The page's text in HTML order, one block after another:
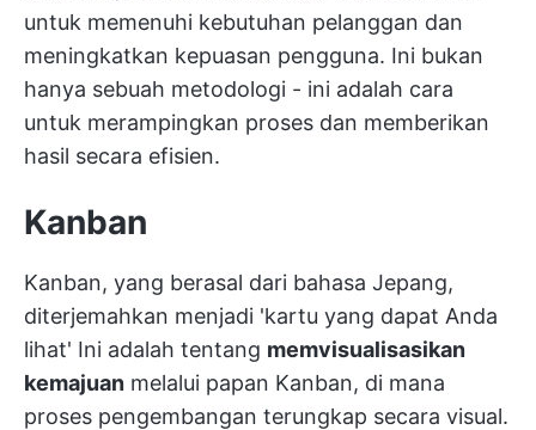
untuk memenuhi kebutuhan pelanggan dan
meningkatkan kepuasan pengguna. Ini bukan
hanya sebuah metodologi - ini adalah cara
untuk merampingkan proses dan memberikan
hasil secara efisien.
Kanban
Kanban, yang berasal dari bahasa Jepang,
diterjemahkan menjadi 'kartu yang dapat Anda
lihat' Ini adalah tentang memvisualisasikan
kemajuan melalui papan Kanban, di mana
proses pengembangan terungkap secara visual.